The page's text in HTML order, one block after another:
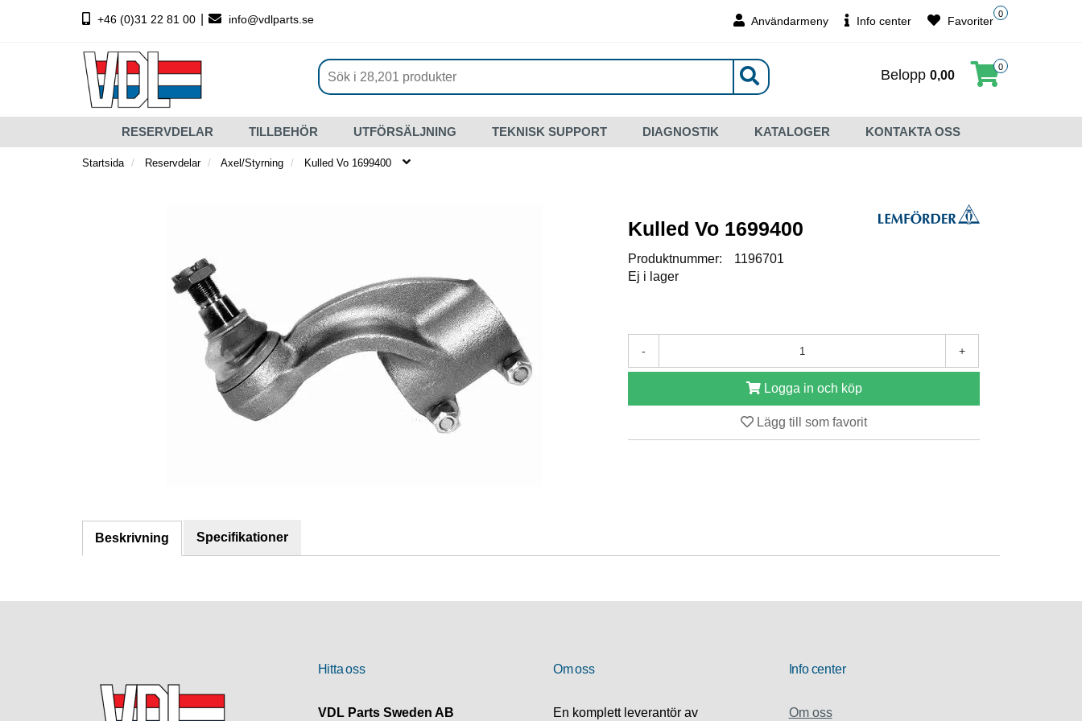
+46 (0)31 22 81 00 info@vdlparts.se Användarmeny Info center
0
Favoriter
Belopp 0,00
0
RESERVDELAR TILLBEHÖR UTFÖRSÄLJNING TEKNISK SUPPORT DIAGNOSTIK KATALOGER KONTAKTA OSS
Startsida Reservdelar Axel/Styrning Kulled Vo 1699400
Kulled Vo 1699400
Produktnummer:
1196701
Ej i lager
- +
Logga in och köp
Lägg till som favorit
Beskrivning Specifikationer
Hitta oss
VDL Parts Sweden AB
Om oss
En komplett leverantör av
Info center
Om oss